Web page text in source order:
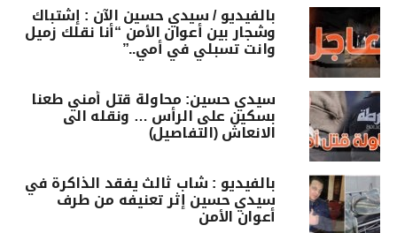
بالفيديو / سيدي حسين الآن : إشتباك
وشجار بين أعوان الأمن “أنا نقلك زميل
وانت تسبلي في أمي..”
سيدي حسين: محاولة قتل أمني طعنا
بسكين على الرأس … ونقله الى
الانعاش (التفاصيل)
بالفيديو : شاب ثالث يفقد الذاكرة في
سيدي حسين إثر تعنيفه من طرف
أعوان الأمن